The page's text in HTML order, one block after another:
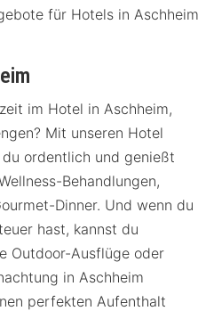
für Hotels in Aschheim
im Hotel in Aschheim,
Mit unseren Hotel
ordentlich und genießt
Behandlungen,
Dinner. Und wenn du
hast, kannst du
Outdoor-Ausflüge oder
in Aschheim
perfekten Aufenthalt